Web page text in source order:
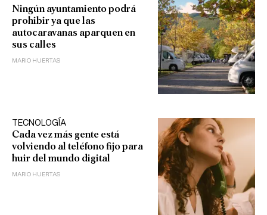
Ningún ayuntamiento podrá
prohibir ya que las
autocaravanas aparquen en
sus calles
MARIO HUERTAS
TECNOLOGÍA
Cada vez más gente está
volviendo al teléfono fijo para
huir del mundo digital
MARIO HUERTAS